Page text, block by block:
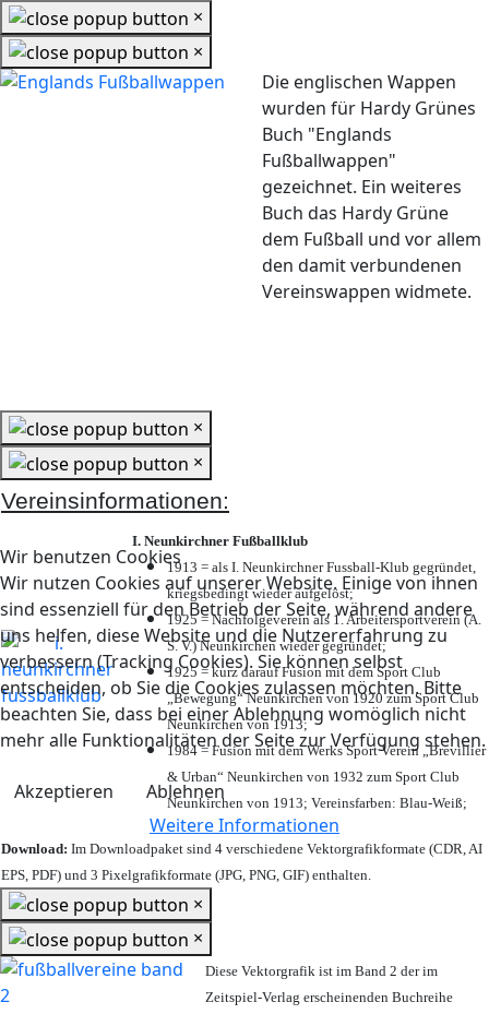
Wir benutzen Cookies
Wir nutzen Cookies auf unserer Website. Einige von ihnen
sind essenziell für den Betrieb der Seite, während andere
uns helfen, diese Website und die Nutzererfahrung zu
verbessern (Tracking Cookies). Sie können selbst
entscheiden, ob Sie die Cookies zulassen möchten. Bitte
beachten Sie, dass bei einer Ablehnung womöglich nicht
mehr alle Funktionalitäten der Seite zur Verfügung stehen.
Akzeptieren
Ablehnen
Weitere Informationen
×
×
Die englischen Wappen
wurden für Hardy Grünes
Buch "Englands
Fußballwappen"
gezeichnet. Ein weiteres
Buch das Hardy Grüne
dem Fußball und vor allem
den damit verbundenen
Vereinswappen widmete.
×
×
Vereinsinformationen:
I. Neunkirchner Fußballklub
1913 = als I. Neunkirchner Fussball-Klub gegründet,
kriegsbedingt wieder aufgelöst;
1925 = Nachfolgeverein als 1. Arbeitersportverein (A.
S. V.) Neunkirchen wieder gegründet;
1925 = kurz darauf Fusion mit dem Sport Club
„Bewegung“ Neunkirchen von 1920 zum Sport Club
Neunkirchen von 1913;
1984 = Fusion mit dem Werks Sport Verein „Brevillier
& Urban“ Neunkirchen von 1932 zum Sport Club
Neunkirchen von 1913; Vereinsfarben: Blau-Weiß;
Download: Im Downloadpaket sind 4 verschiedene Vektorgrafikformate (CDR, AI
EPS, PDF) und 3 Pixelgrafikformate (JPG, PNG, GIF) enthalten.
×
×
Diese Vektorgrafik ist im Band 2 der im
Zeitspiel-Verlag erscheinenden Buchreihe